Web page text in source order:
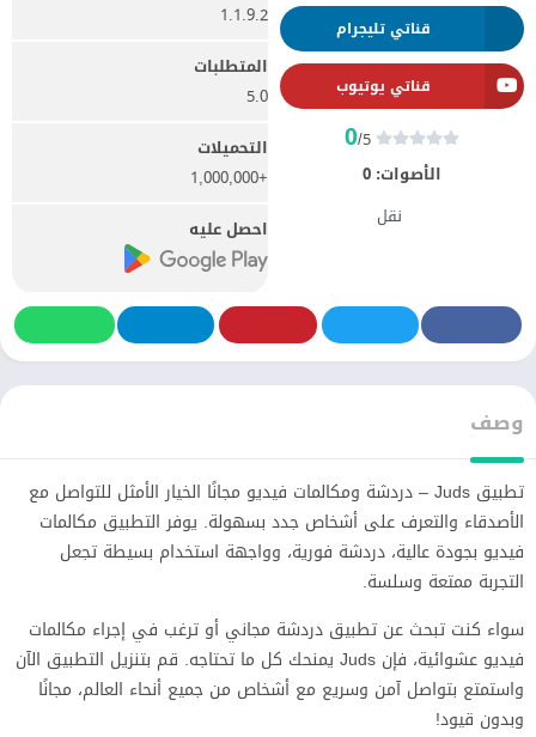
قناتي تليجرام
قناتي يوتيوب
0/5
الأصوات: 0
نقل
1.1.9.2
المتطلبات
5.0
التحميلات
+1,000,000
احصل عليه
وصف
تطبيق Juds – دردشة ومكالمات فيديو مجانًا الخيار الأمثل للتواصل مع
الأصدقاء والتعرف على أشخاص جدد بسهولة. يوفر التطبيق مكالمات
فيديو بجودة عالية، دردشة فورية، وواجهة استخدام بسيطة تجعل
التجربة ممتعة وسلسة.
سواء كنت تبحث عن تطبيق دردشة مجاني أو ترغب في إجراء مكالمات
فيديو عشوائية، فإن Juds يمنحك كل ما تحتاجه. قم بتنزيل التطبيق الآن
واستمتع بتواصل آمن وسريع مع أشخاص من جميع أنحاء العالم، مجانًا
وبدون قيود!